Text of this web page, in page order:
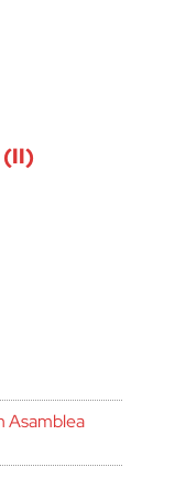
(II)
Asamblea